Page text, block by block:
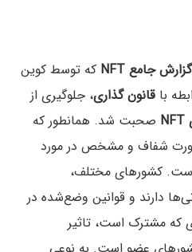
گزارش جامع NFT
که توسط کوین
با قانون گذاری، جلوگیری از
NFT صحبت شد. همانطور که
صورت شفاف و مشخص در مورد
کشورهای مختلف،
دارند و قوانین وضع‌شده در
که مشترک است، تاثیر